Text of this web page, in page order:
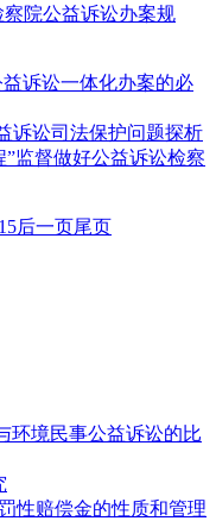
院公益诉讼办案规
诉讼一体化办案的必
诉讼司法保护问题探析
监督做好公益诉讼检察
15后一页尾页
环境民事公益诉讼的比
性赔偿金的性质和管理